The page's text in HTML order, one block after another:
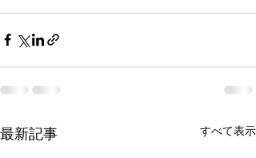
最新記事 すべて表示